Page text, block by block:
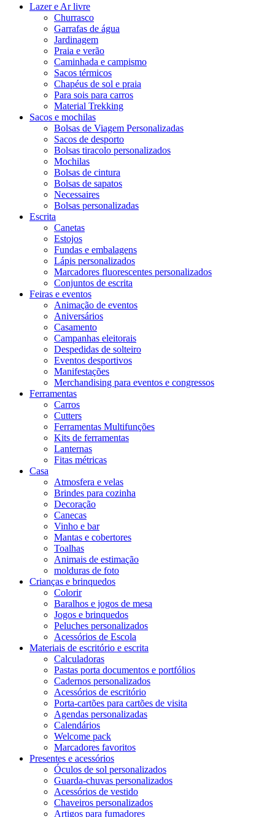
Lazer e Ar livre
Churrasco
Garrafas de água
Jardinagem
Praia e verão
Caminhada e campismo
Sacos térmicos
Chapéus de sol e praia
Para sois para carros
Material Trekking
Sacos e mochilas
Bolsas de Viagem Personalizadas
Sacos de desporto
Bolsas tiracolo personalizados
Mochilas
Bolsas de cintura
Bolsas de sapatos
Necessaires
Bolsas personalizadas
Escrita
Canetas
Estojos
Fundas e embalagens
Lápis personalizados
Marcadores fluorescentes personalizados
Conjuntos de escrita
Feiras e eventos
Animação de eventos
Aniversários
Casamento
Campanhas eleitorais
Despedidas de solteiro
Eventos desportivos
Manifestações
Merchandising para eventos e congressos
Ferramentas
Carros
Cutters
Ferramentas Multifunções
Kits de ferramentas
Lanternas
Fitas métricas
Casa
Atmosfera e velas
Brindes para cozinha
Decoração
Canecas
Vinho e bar
Mantas e cobertores
Toalhas
Animais de estimação
molduras de foto
Crianças e brinquedos
Colorir
Baralhos e jogos de mesa
Jogos e brinquedos
Peluches personalizados
Acessórios de Escola
Materiais de escritório e escrita
Calculadoras
Pastas porta documentos e portfólios
Cadernos personalizados
Acessórios de escritório
Porta-cartões para cartões de visita
Agendas personalizadas
Calendários
Welcome pack
Marcadores favoritos
Presentes e acessórios
Óculos de sol personalizados
Guarda-chuvas personalizados
Acessórios de vestido
Chaveiros personalizados
Artigos para fumadores